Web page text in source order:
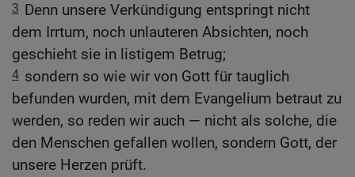
3 Denn unsere Verkündigung entspringt nicht
dem Irrtum, noch unlauteren Absichten, noch
geschieht sie in listigem Betrug;
4 sondern so wie wir von Gott für tauglich
befunden wurden, mit dem Evangelium betraut zu
werden, so reden wir auch — nicht als solche, die
den Menschen gefallen wollen, sondern Gott, der
unsere Herzen prüft.